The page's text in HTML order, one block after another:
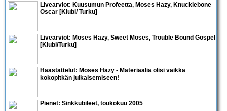
Livearviot: Kuusumun Profeetta, Moses Hazy, Knucklebone
Oscar [Klubi/ Turku]
Livearviot: Moses Hazy, Sweet Moses, Trouble Bound Gospel
[Klubi/Turku]
Haastattelut: Moses Hazy - Materiaalia olisi vaikka
kokopitkän julkaisemiseen!
Pienet: Sinkkubileet, toukokuu 2005